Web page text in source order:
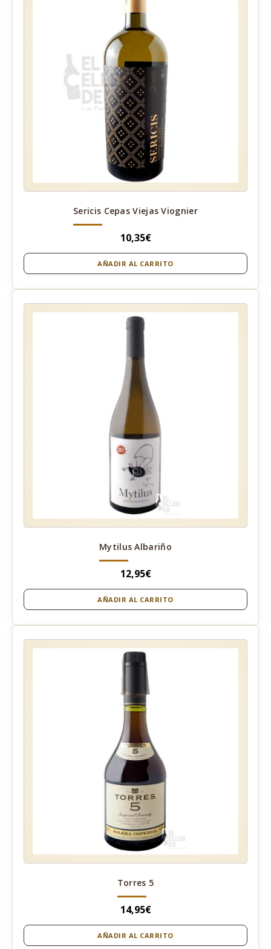
Sericis Cepas Viejas Viognier
10,35€
AÑADIR AL CARRITO
Mytilus Albariño
12,95€
AÑADIR AL CARRITO
Torres 5
14,95€
AÑADIR AL CARRITO